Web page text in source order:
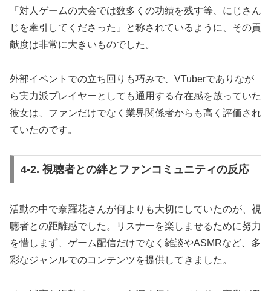
「対人ゲームの大会では数多くの功績を残す等、にじさん
じを牽引してくださった」と称されているように、その貢
献度は非常に大きいものでした。
外部イベントでの立ち回りも巧みで、VTuberでありなが
ら実力派プレイヤーとしても通用する存在感を放っていた
彼女は、ファンだけでなく業界関係者からも高く評価され
ていたのです。
4-2. 視聴者との絆とファンコミュニティの反応
活動の中で奈羅花さんが何よりも大切にしていたのが、視
聴者との距離感でした。リスナーを楽しませるために努力
を惜しまず、ゲーム配信だけでなく雑談やASMRなど、多
彩なジャンルでのコンテンツを提供してきました。